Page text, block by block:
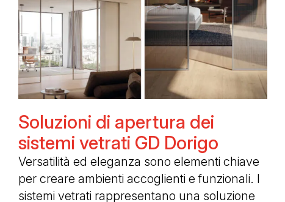
Soluzioni di apertura dei
sistemi vetrati GD Dorigo
Versatilità ed eleganza sono elementi chiave
per creare ambienti accoglienti e funzionali. I
sistemi vetrati rappresentano una soluzione